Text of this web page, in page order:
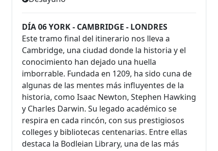
DÍA 06 YORK - CAMBRIDGE - LONDRES
Este tramo final del itinerario nos lleva a
Cambridge, una ciudad donde la historia y el
conocimiento han dejado una huella
imborrable. Fundada en 1209, ha sido cuna de
algunas de las mentes más influyentes de la
historia, como Isaac Newton, Stephen Hawking
y Charles Darwin. Su legado académico se
respira en cada rincón, con sus prestigiosos
colleges y bibliotecas centenarias. Entre ellas
destaca la Bodleian Library, una de las más